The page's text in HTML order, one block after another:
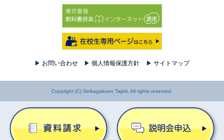
▶ お問い合わせ ▶ 個人情報保護方針 ▶ サイトマップ
Copyright (C) Seikagakuen Tajimi. All rights reserved.